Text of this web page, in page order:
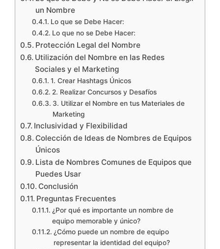
un Nombre
Lo que se Debe Hacer:
Lo que no se Debe Hacer:
Protección Legal del Nombre
Utilización del Nombre en las Redes
Sociales y el Marketing
1. Crear Hashtags Únicos
2. Realizar Concursos y Desafíos
3. Utilizar el Nombre en tus Materiales de
Marketing
Inclusividad y Flexibilidad
Colección de Ideas de Nombres de Equipos
Únicos
Lista de Nombres Comunes de Equipos que
Puedes Usar
Conclusión
Preguntas Frecuentes
¿Por qué es importante un nombre de
equipo memorable y único?
¿Cómo puede un nombre de equipo
representar la identidad del equipo?